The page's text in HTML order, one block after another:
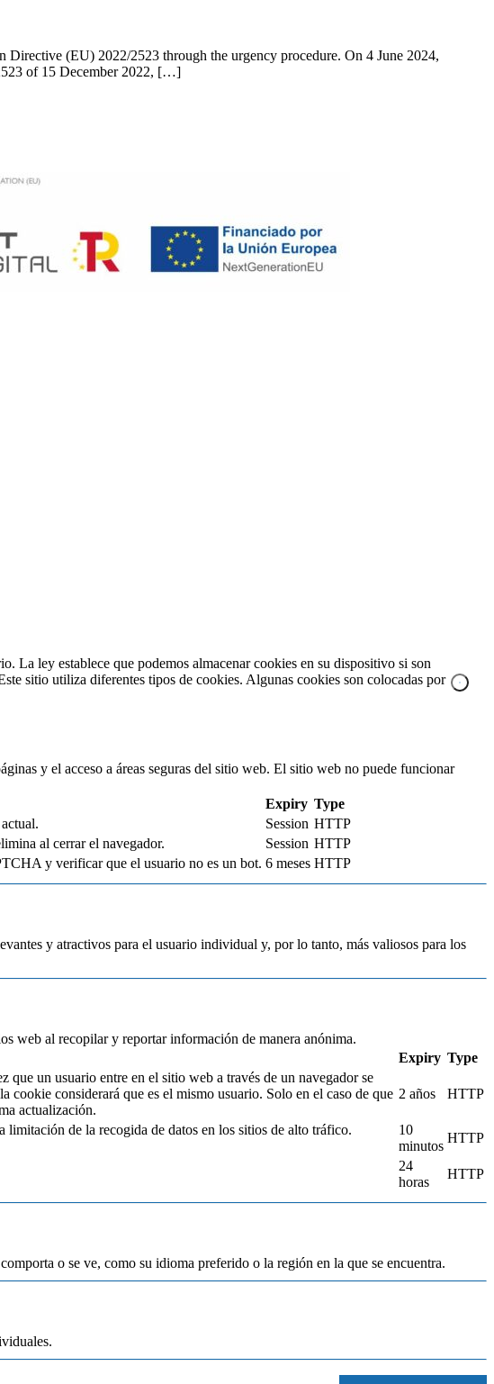
(EU) 2022/2523 through the urgency procedure. On 4 June 2024,
of 15 December 2022, […]
La ley establece que podemos almacenar cookies en su dispositivo si son
sitio utiliza diferentes tipos de cookies. Algunas cookies son colocadas por
y el acceso a áreas seguras del sitio web. El sitio web no puede funcionar
Expiry Type
Session HTTP
al cerrar el navegador. Session HTTP
y verificar que el usuario no es un bot. 6 meses HTTP
y atractivos para el usuario individual y, por lo tanto, más valiosos para los
web al recopilar y reportar información de manera anónima.
Expiry Type
un usuario entre en el sitio web a través de un navegador se
cookie considerará que es el mismo usuario. Solo en el caso de que
actualización.
2 años HTTP
de la recogida de datos en los sitios de alto tráfico.
10
minutos
HTTP
24
horas
HTTP
o se ve, como su idioma preferido o la región en la que se encuentra.